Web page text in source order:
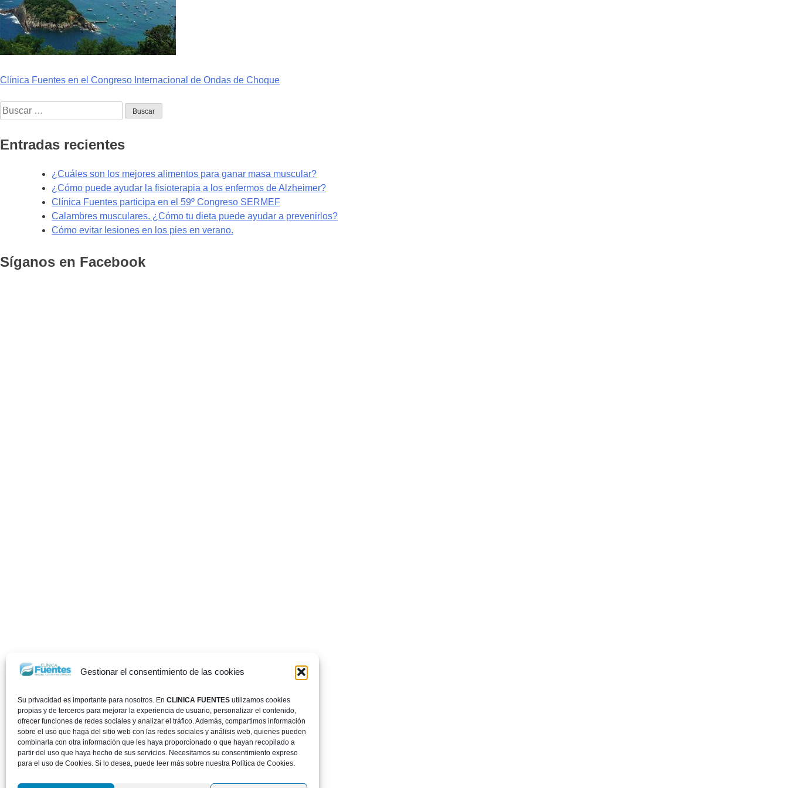
Gestionar el consentimiento de las cookies
Su privacidad es importante para nosotros. En CLINICA FUENTES utilizamos cookies
propias y de terceros para mejorar la experiencia de usuario, personalizar el contenido,
ofrecer funciones de redes sociales y analizar el tráfico. Además, compartimos información
sobre el uso que haga del sitio web con las redes sociales y análisis web, quienes pueden
combinarla con otra información que les haya proporcionado o que hayan recopilado a
partir del uso que haya hecho de sus servicios. Necesitamos su consentimiento expreso
para el uso de Cookies. Si lo desea, puede leer más sobre nuestra Política de Cookies.
Navegación
de
entradas
Clínica Fuentes en el Congreso Internacional de Ondas de Choque
Buscar:
Entradas recientes
¿Cuáles son los mejores alimentos para ganar masa muscular?
¿Cómo puede ayudar la fisioterapia a los enfermos de Alzheimer?
Clínica Fuentes participa en el 59º Congreso SERMEF
Calambres musculares. ¿Cómo tu dieta puede ayudar a prevenirlos?
Cómo evitar lesiones en los pies en verano.
Síganos en Facebook